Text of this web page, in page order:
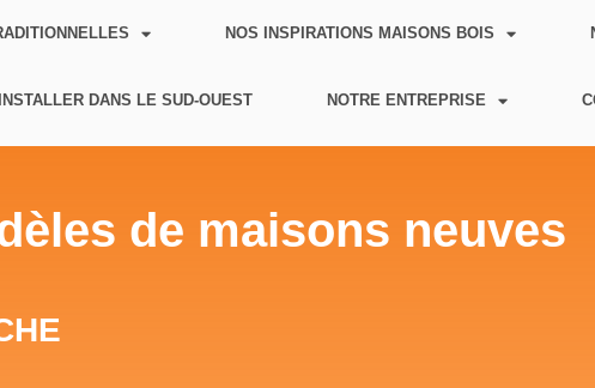
NOS INSPIRATIONS MAISONS BOIS
DANS LE SUD-OUEST NOTRE ENTREPRISE
de maisons neuves